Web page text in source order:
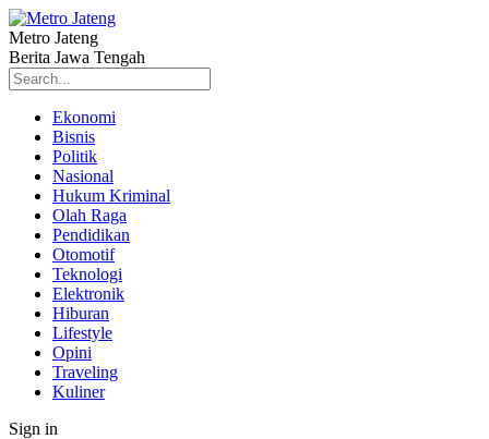
Metro Jateng
Berita Jawa Tengah
Ekonomi
Bisnis
Politik
Nasional
Hukum Kriminal
Olah Raga
Pendidikan
Otomotif
Teknologi
Elektronik
Hiburan
Lifestyle
Opini
Traveling
Kuliner
Sign in